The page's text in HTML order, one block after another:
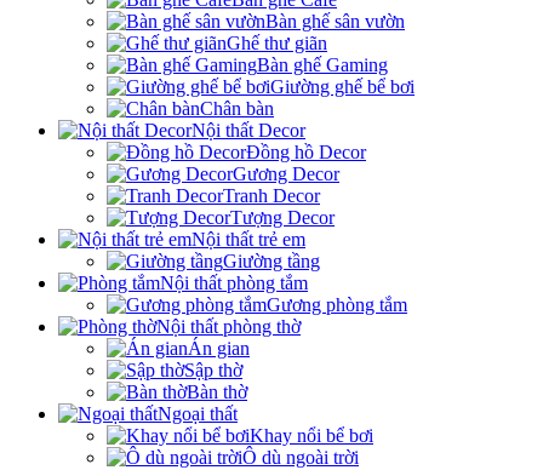
Bàn ghế sân vườn
Ghế thư giãn
Bàn ghế Gaming
Giường ghế bể bơi
Chân bàn
Nội thất Decor
Đồng hồ Decor
Gương Decor
Tranh Decor
Tượng Decor
Nội thất trẻ em
Giường tầng
Nội thất phòng tắm
Gương phòng tắm
Nội thất phòng thờ
Án gian
Sập thờ
Bàn thờ
Ngoại thất
Khay nổi bể bơi
Ô dù ngoài trời